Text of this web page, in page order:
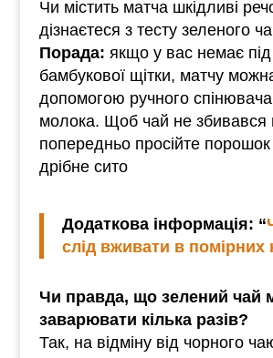
Чи містить матча шкідливі
дізнаєтеся з тесту зеленого
Порада: якщо у вас немає
бамбукової щітки, матчу
допомогою ручного
молока. Щоб чай не збивався
попередньо просійте порошок
дрібне сито
Додаткова інформація: “
слід вживати в помірних
Чи правда, що зелений чай
заварювати кілька разів?
Так, на відміну від чорного